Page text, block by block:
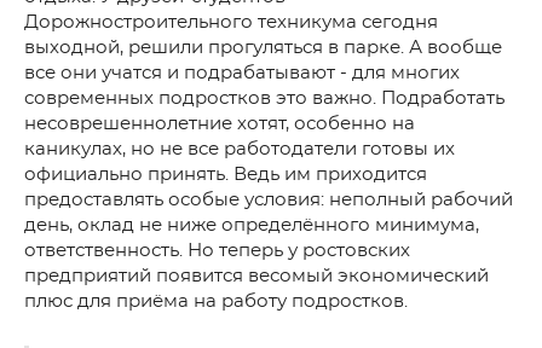
Дорожностроительного техникума сегодня
выходной, решили прогуляться в парке. А вообще
все они учатся и подрабатывают - для многих
современных подростков это важно. Подработать
несоврешеннолетние хотят, особенно на
каникулах, но не все работодатели готовы их
официально принять. Ведь им приходится
предоставлять особые условия: неполный рабочий
день, оклад не ниже определённого минимума,
ответственность. Но теперь у ростовских
предприятий появится весомый экономический
плюс для приёма на работу подростков.